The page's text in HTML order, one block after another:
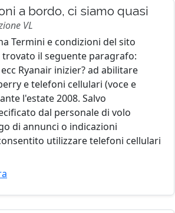
a bordo, ci siamo quasi
VL
Termini e condizioni del sito
trovato il seguente paragrafo:
Ryanair inizier? ad abilitare
e telefoni cellulari (voce e
l'estate 2008. Salvo
dal personale di volo
di annunci o indicazioni
utilizzare telefoni cellulari